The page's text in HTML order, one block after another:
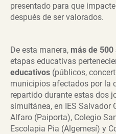
presentado para que
después de ser valorados.
De esta manera, más de
etapas educativas
educativos (públicos,
municipios afectados por la
repartido durante estas dos
simultánea, en IES Salvador
Alfaro (Paiporta), Colegio
Escolapia Pia (Algemesí) y